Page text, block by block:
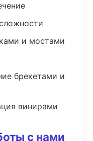
и мостами
брекетами и
винирами
с нами